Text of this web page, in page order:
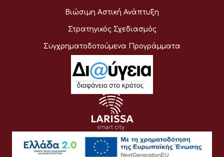
Βιώσιμη Αστική Ανάπτυξη
Στρατηγικός Σχεδιασμός
Συγχρηματοδοτούμενα Προγράμματα